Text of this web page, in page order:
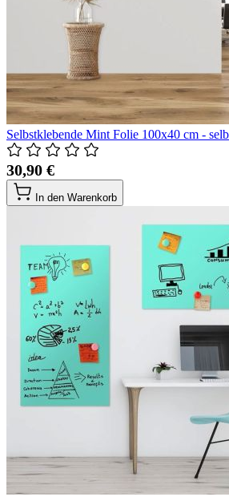
Selbstklebende Mint Folie 100x40 cm -
30,90 €
In den Warenkorb